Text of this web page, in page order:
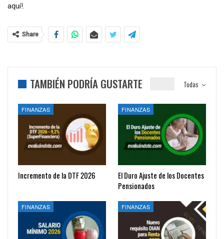
aquí!.
Share
Todas
TAMBIÉN PODRÍA GUSTARTE
FINANZAS
Incremento de la DTF 2026
FINANZAS
El Duro Ajuste de los Docentes
Pensionados
FINANZAS FINANZAS